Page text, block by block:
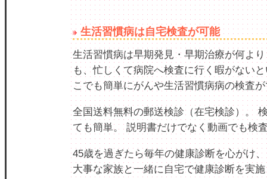
生活習慣病は自宅検査が可能
生活習慣病は早期発見・早期治療が何よ
も、忙しくて病院へ検査に行く暇がない
こでも簡単にがんや生活習慣病病の検査
全国送料無料の郵送検診（在宅検診）。
ても簡単。 説明書だけでなく動画でも検
45歳を過ぎたら毎年の健康診断を心がけ、
大事な家族と一緒に自宅で健康診断を実